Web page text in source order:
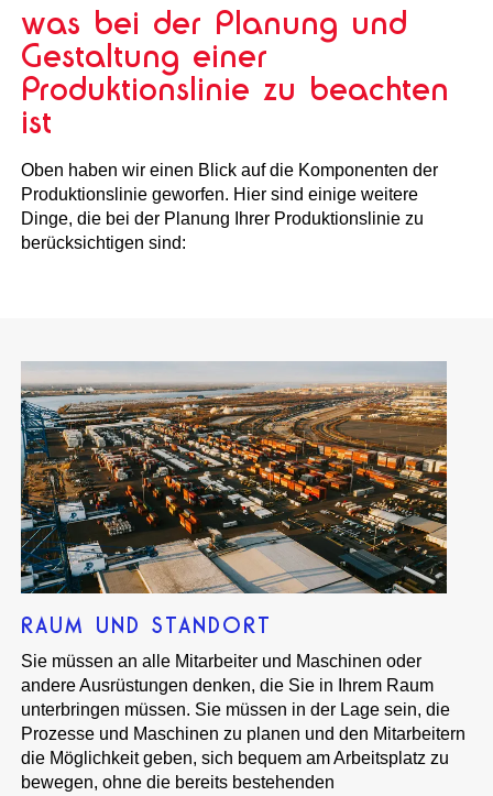
was bei der Planung und
Gestaltung einer
Produktionslinie zu beachten
ist
Oben haben wir einen Blick auf die Komponenten der
Produktionslinie geworfen. Hier sind einige weitere
Dinge, die bei der Planung Ihrer Produktionslinie zu
berücksichtigen sind:
RAUM UND STANDORT
Sie müssen an alle Mitarbeiter und Maschinen oder
andere Ausrüstungen denken, die Sie in Ihrem Raum
unterbringen müssen. Sie müssen in der Lage sein, die
Prozesse und Maschinen zu planen und den Mitarbeitern
die Möglichkeit geben, sich bequem am Arbeitsplatz zu
bewegen, ohne die bereits bestehenden